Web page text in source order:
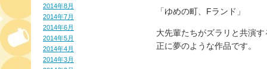
2014年8月
2014年7月
2014年6月
2014年5月
2014年4月
2014年3月
「ゆめの町、Fランド」
大先輩たちがズラリと共演す
正に夢のような作品です。